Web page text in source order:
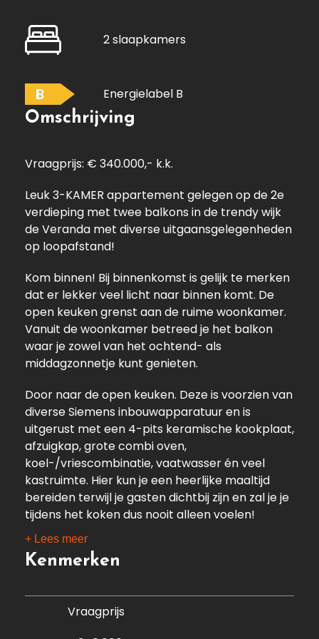
2 slaapkamers
B Energielabel B
Omschrijving
Vraagprijs: € 340.000,- k.k.
Leuk 3-KAMER appartement gelegen op de 2e
verdieping met twee balkons in de trendy wijk
de Veranda met diverse uitgaansgelegenheden
op loopafstand!
Kom binnen! Bij binnenkomst is gelijk te merken
dat er lekker veel licht naar binnen komt. De
open keuken grenst aan de ruime woonkamer.
Vanuit de woonkamer betreed je het balkon
waar je zowel van het ochtend- als
middagzonnetje kunt genieten.
Door naar de open keuken. Deze is voorzien van
diverse Siemens inbouwapparatuur en is
uitgerust met een 4-pits keramische kookplaat,
afzuigkap, grote combi oven,
koel-/vriescombinatie, vaatwasser én veel
kastruimte. Hier kun je een heerlijke maaltijd
bereiden terwijl je gasten dichtbij zijn en zal je je
tijdens het koken dus nooit alleen voelen!
Verder vind je in dit appartement twee ruime
slaapkamers, waarbij één van de slaapkamers
met een lekker zitje. Deze kamer is ook perfect
te gebruiken als royaal kantoor. Door naar de
+ Lees meer
Kenmerken
Vraagprijs